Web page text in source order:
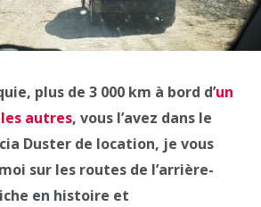
plus de 3 000 km à bord d’un
les autres, vous l’avez dans le
Duster de location, je vous
sur les routes de l’arrière-
en histoire et